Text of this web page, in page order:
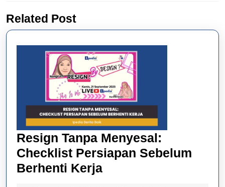
post:
Related Post
Resign Tanpa Menyesal:
Checklist Persiapan Sebelum
Berhenti KerjaResign